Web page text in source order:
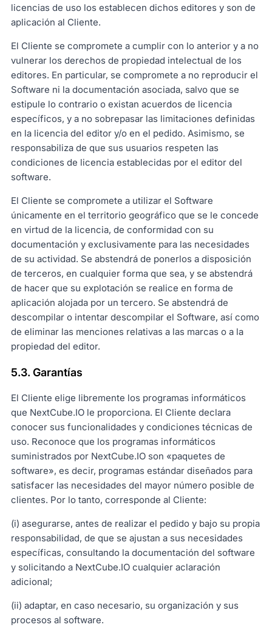
licencias de uso los establecen dichos editores y son de
aplicación al Cliente.
El Cliente se compromete a cumplir con lo anterior y a no
vulnerar los derechos de propiedad intelectual de los
editores. En particular, se compromete a no reproducir el
Software ni la documentación asociada, salvo que se
estipule lo contrario o existan acuerdos de licencia
específicos, y a no sobrepasar las limitaciones definidas
en la licencia del editor y/o en el pedido. Asimismo, se
responsabiliza de que sus usuarios respeten las
condiciones de licencia establecidas por el editor del
software.
El Cliente se compromete a utilizar el Software
únicamente en el territorio geográfico que se le concede
en virtud de la licencia, de conformidad con su
documentación y exclusivamente para las necesidades
de su actividad. Se abstendrá de ponerlos a disposición
de terceros, en cualquier forma que sea, y se abstendrá
de hacer que su explotación se realice en forma de
aplicación alojada por un tercero. Se abstendrá de
descompilar o intentar descompilar el Software, así como
de eliminar las menciones relativas a las marcas o a la
propiedad del editor.
5.3. Garantías
El Cliente elige libremente los programas informáticos
que NextCube.IO le proporciona. El Cliente declara
conocer sus funcionalidades y condiciones técnicas de
uso. Reconoce que los programas informáticos
suministrados por NextCube.IO son «paquetes de
software», es decir, programas estándar diseñados para
satisfacer las necesidades del mayor número posible de
clientes. Por lo tanto, corresponde al Cliente:
(i) asegurarse, antes de realizar el pedido y bajo su propia
responsabilidad, de que se ajustan a sus necesidades
específicas, consultando la documentación del software
y solicitando a NextCube.IO cualquier aclaración
adicional;
(ii) adaptar, en caso necesario, su organización y sus
procesos al software.